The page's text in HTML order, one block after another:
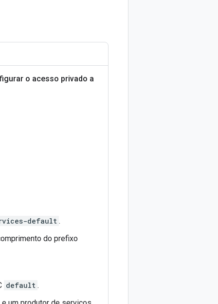
o acesso privado a
default .
do prefixo
default .